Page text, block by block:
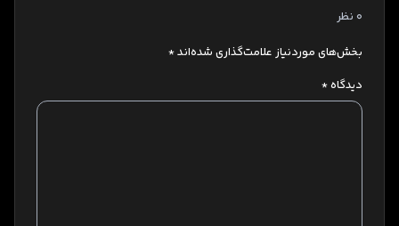
0 نظر
بخش‌های موردنیاز علامت‌گذاری شده‌اند*
دیدگاه*